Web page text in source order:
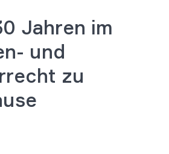
Jahren im
und
zu